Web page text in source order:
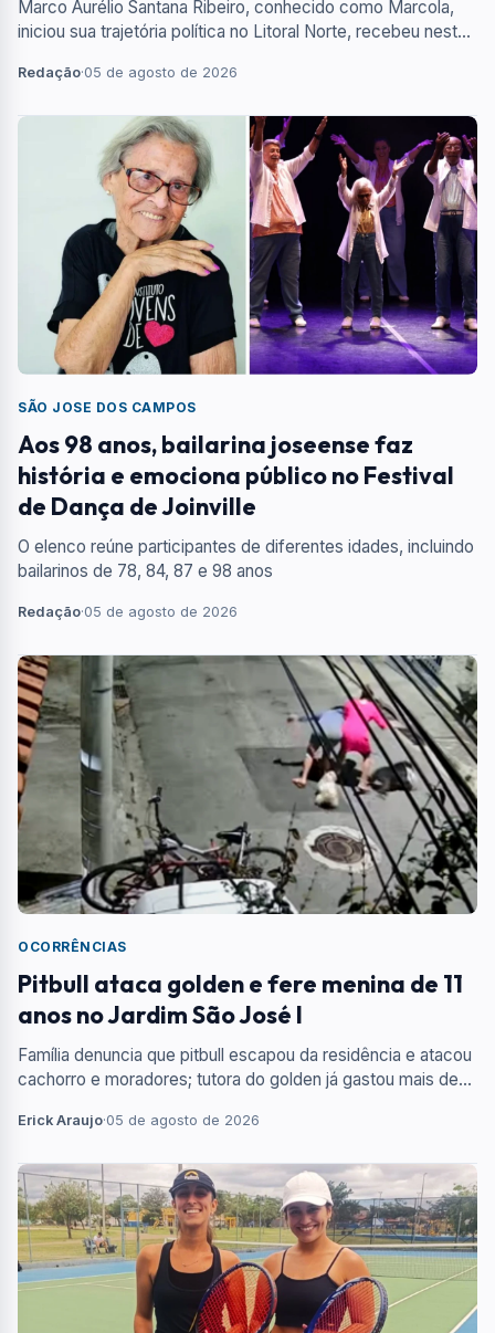
Marco Aurélio Santana Ribeiro, conhecido como Marcola,
iniciou sua trajetória política no Litoral Norte, recebeu neste
presidencial após a Polícia Federal identificar uma
atuação como lobista.
Redação·05 de agosto de 2026
SÃO JOSE DOS CAMPOS
Aos 98 anos, bailarina joseense faz
história e emociona público no Festival
de Dança de Joinville
O elenco reúne participantes de diferentes idades, incluindo
bailarinos de 78, 84, 87 e 98 anos
Redação·05 de agosto de 2026
OCORRÊNCIAS
Pitbull ataca golden e fere menina de 11
anos no Jardim São José I
Família denuncia que pitbull escapou da residência e atacou
cachorro e moradores; tutora do golden já gastou mais de
Erick Araujo·05 de agosto de 2026